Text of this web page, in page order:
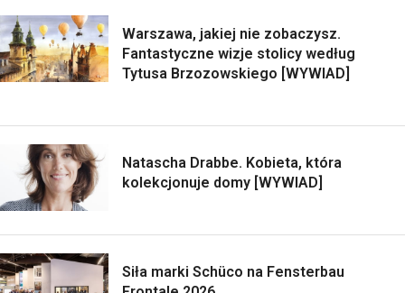
Warszawa, jakiej nie zobaczysz.
Fantastyczne wizje stolicy według
Tytusa Brzozowskiego [WYWIAD]
Natascha Drabbe. Kobieta, która
kolekcjonuje domy [WYWIAD]
Siła marki Schüco na Fensterbau